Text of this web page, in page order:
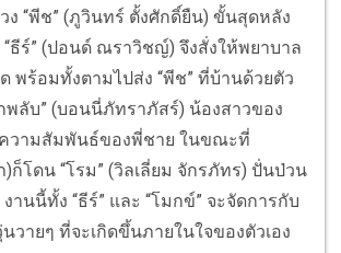
ง “พีช” (ภูวินทร์ ตั้งศักดิ์ยืน) ขั้นสุดหลัง
ธีร์” (ปอนด์ ณราวิชญ์) จึงสั่งให้พยาบาล
พร้อมทั้งตามไปส่ง “พีช” ที่บ้านด้วยตัว
พลับ” (บอนนี่ภัทราภัสร์) น้องสาวของ
ความสัมพันธ์ของพี่ชาย ในขณะที่
)ก็โดน “โรม” (วิลเลี่ยม จักรภัทร) ปั่นป่วน
านนี้ทั้ง “ธีร์” และ “โมกข์” จะจัดการกับ
วายๆ ที่จะเกิดขึ้นภายในใจของตัวเอง